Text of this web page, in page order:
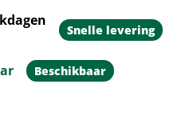
Snelle levering
Beschikbaar